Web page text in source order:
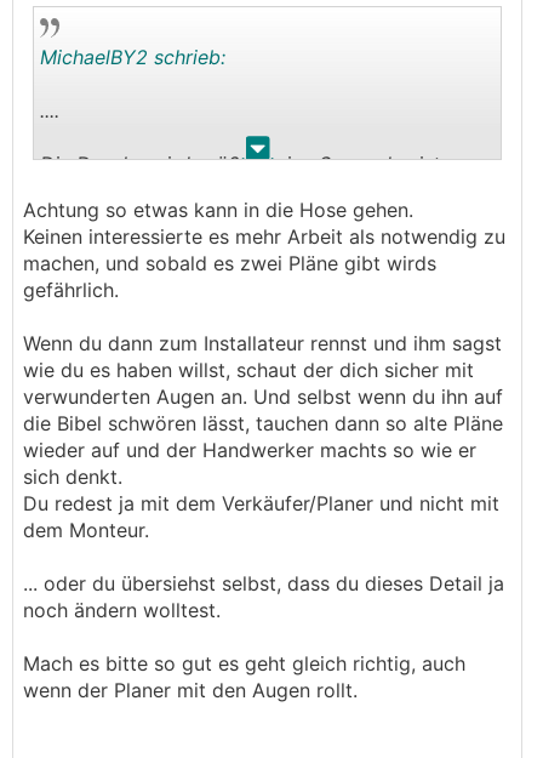
. .
MichaelBY2 schrieb:
....
Die Dusche wird größer keine Sorge das ist nur
Achtung so etwas kann in die Hose gehen.
Keinen interessierte es mehr Arbeit als notwendig zu
machen, und sobald es zwei Pläne gibt wirds
gefährlich.
Wenn du dann zum Installateur rennst und ihm sagst
wie du es haben willst, schaut der dich sicher mit
verwunderten Augen an. Und selbst wenn du ihn auf
die Bibel schwören lässt, tauchen dann so alte Pläne
wieder auf und der Handwerker machts so wie er
sich denkt.
Du redest ja mit dem Verkäufer/Planer und nicht mit
dem Monteur.
... oder du übersiehst selbst, dass du dieses Detail ja
noch ändern wolltest.
Mach es bitte so gut es geht gleich richtig, auch
wenn der Planer mit den Augen rollt.